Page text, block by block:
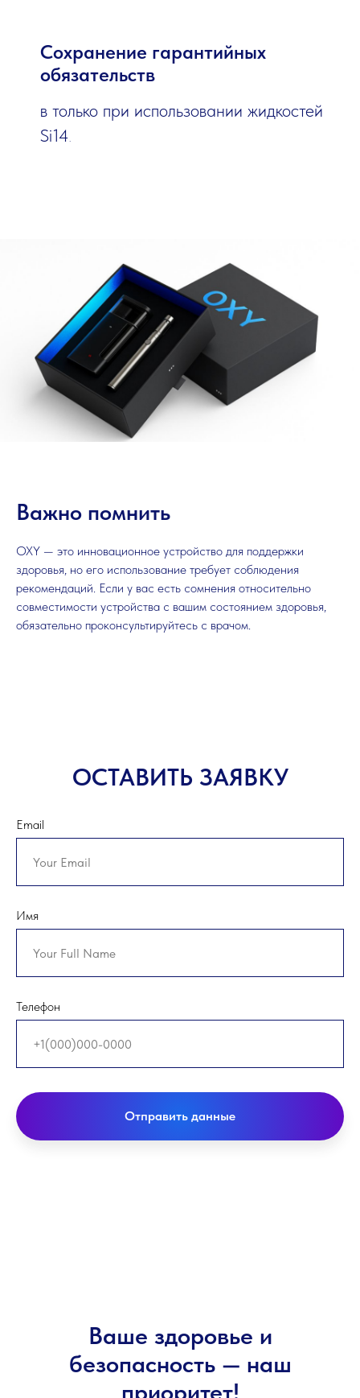
Сохранение гарантийных
обязательств
в только при использовании жидкостей
Si14.
Важно помнить
OXY — это инновационное устройство для поддержки
здоровья, но его использование требует соблюдения
рекомендаций. Если у вас есть сомнения относительно
совместимости устройства с вашим состоянием здоровья,
обязательно проконсультируйтесь с врачом.
ОСТАВИТЬ ЗАЯВКУ
Email
Имя
Телефон
Отправить данные
Ваше здоровье и
безопасность — наш
приоритет!